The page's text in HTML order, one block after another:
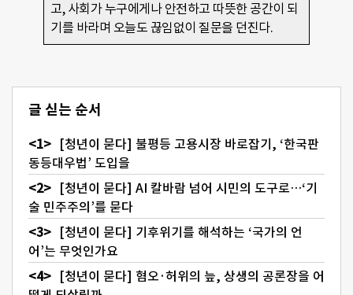
고, 사회가 누구에게나 안전하고 따뜻한 공간이 되
기를 바라며 오늘도 끊임없이 질문을 던진다.
글 싣는 순서
[청년이 묻다] 불평등 고용시장 바로잡기, ‘한국판
동등대우법’ 도입을
[청년이 묻다] AI 칼바람 넘어 시민의 도구로…‘기
술 민주주의’를 묻다
[청년이 묻다] 기후위기를 해석하는 ‘국가의 언
어’는 무엇인가요
[청년이 묻다] 혐오·허위의 늪, 상생의 공론장을 어